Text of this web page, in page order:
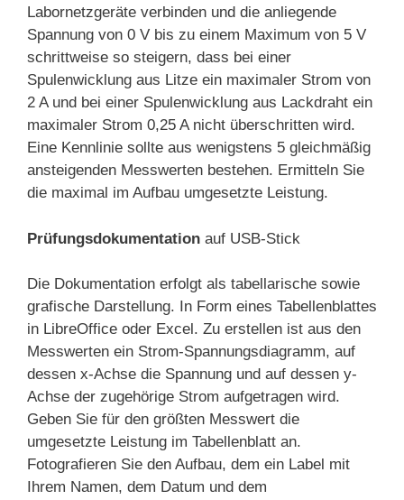
Labornetzgeräte verbinden und die anliegende
Spannung von 0 V bis zu einem Maximum von 5 V
schrittweise so steigern, dass bei einer
Spulenwicklung aus Litze ein maximaler Strom von
2 A und bei einer Spulenwicklung aus Lackdraht ein
maximaler Strom 0,25 A nicht überschritten wird.
Eine Kennlinie sollte aus wenigstens 5 gleichmäßig
ansteigenden Messwerten bestehen. Ermitteln Sie
die maximal im Aufbau umgesetzte Leistung.
Prüfungsdokumentation auf USB-Stick
Die Dokumentation erfolgt als tabellarische sowie
grafische Darstellung. In Form eines Tabellenblattes
in LibreOffice oder Excel. Zu erstellen ist aus den
Messwerten ein Strom-Spannungsdiagramm, auf
dessen x-Achse die Spannung und auf dessen y-
Achse der zugehörige Strom aufgetragen wird.
Geben Sie für den größten Messwert die
umgesetzte Leistung im Tabellenblatt an.
Fotografieren Sie den Aufbau, dem ein Label mit
Ihrem Namen, dem Datum und dem